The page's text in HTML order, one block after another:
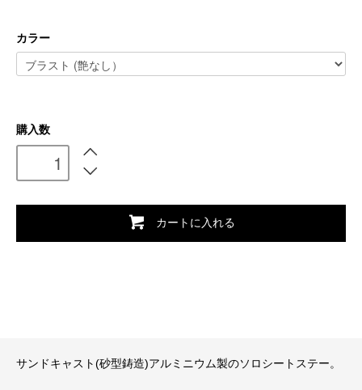
カラー
購入数
カートに入れる
サンドキャスト(砂型鋳造)アルミニウム製のソロシートステー。